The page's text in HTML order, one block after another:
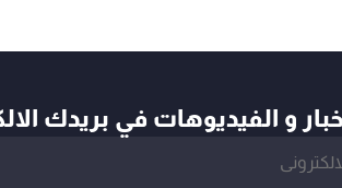
و الفيديوهات في بريدك